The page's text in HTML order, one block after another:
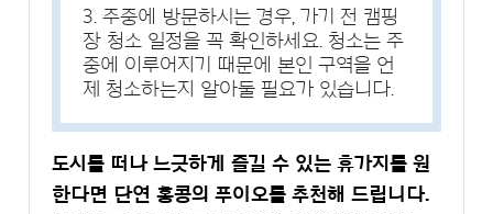
3. 주중에 방문하시는 경우, 가기 전 캠핑
장 청소 일정을 꼭 확인하세요. 청소는 주
중에 이루어지기 때문에 본인 구역을 언
제 청소하는지 알아둘 필요가 있습니다.
도시를 떠나 느긋하게 즐길 수 있는 휴가지를 원
한다면 단연 홍콩의 푸이오를 추천해 드립니다.